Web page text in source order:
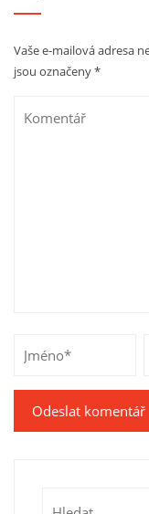
Vaše e-mailová adresa
jsou označeny*